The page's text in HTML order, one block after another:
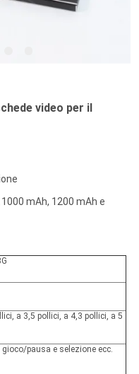
video per il
mAh, 1200 mAh e
a 3,5 pollici, a 4,3 pollici, a 5
pausa e selezione ecc.